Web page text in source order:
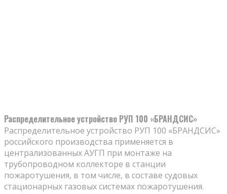
Распределительное устройство РУП 100 «БРАНДСИС»
Распределительное устройство РУП 100 «БРАНДСИС»
российского производства применяется в
централизованных АУГП при монтаже на
трубопроводном коллекторе в станции
пожаротушения, в том числе, в составе судовых
стационарных газовых системах пожаротушения.